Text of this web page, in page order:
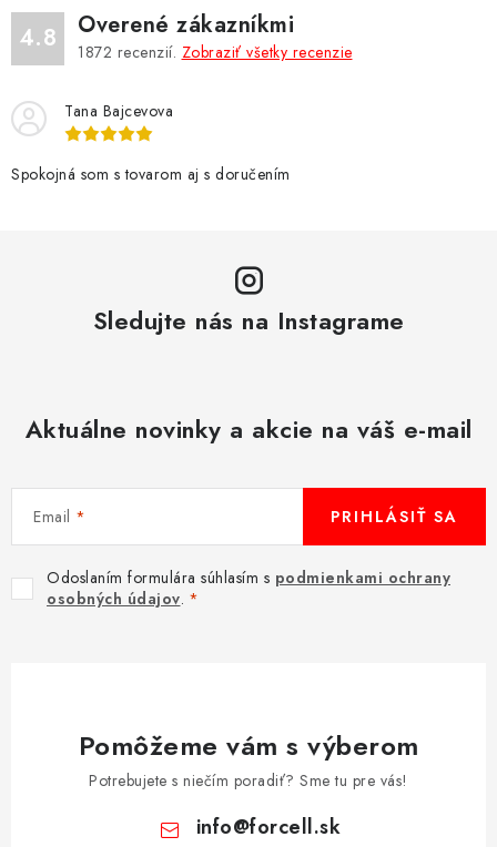
4.8 Overené zákazníkmi
1872 recenzií. Zobraziť všetky recenzie
Tana Bajcevova
Spokojná som s tovarom aj s doručením
Sledujte nás na Instagrame
Aktuálne novinky a akcie na váš e-mail
Email
Odoslaním formulára súhlasím s podmienkami ochrany
osobných údajov.
PRIHLÁSIŤ SA
Pomôžeme vám s výberom
Potrebujete s niečím poradiť? Sme tu pre vás!
info@forcell.sk